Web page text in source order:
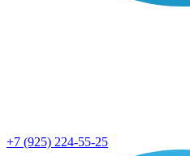
+7 (925) 224-55-25